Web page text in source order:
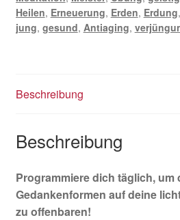
Heilen, Erneuerung, Erden, Erdung,
jung, gesund, Antiaging,
Beschreibung
Beschreibung
Programmiere dich täglich, um
Gedankenformen auf deine
zu offenbaren!